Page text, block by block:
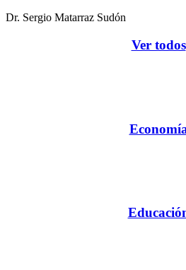
Dr. Sergio Matarraz Sudón
Ver todos